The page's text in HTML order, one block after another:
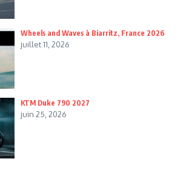
Wheels and Waves à Biarritz, France 2026
juillet 11, 2026
KTM Duke 790 2027
juin 25, 2026